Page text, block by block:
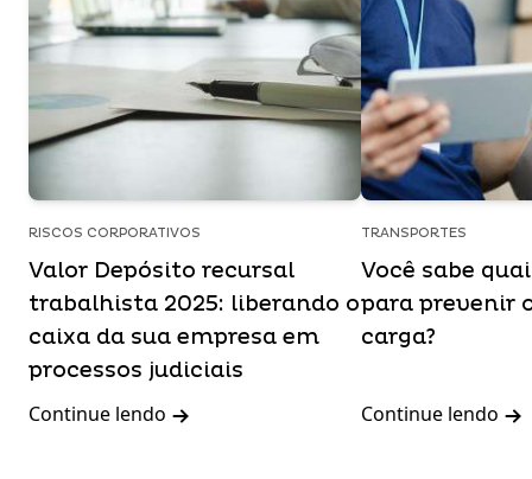
RISCOS CORPORATIVOS
Valor Depósito recursal
trabalhista 2025: liberando o
caixa da sua empresa em
processos judiciais
Continue lendo
TRANSPORTES
Você sabe
para prevenir
carga?
Continue lendo